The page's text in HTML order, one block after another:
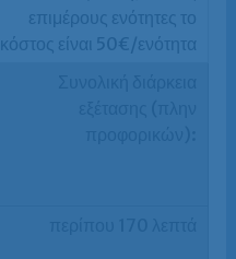
επιμέρους ενότητες το
κόστος είναι 50€/ενότητα